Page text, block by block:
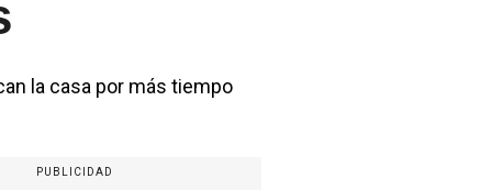
la casa por más tiempo
PUBLICIDAD